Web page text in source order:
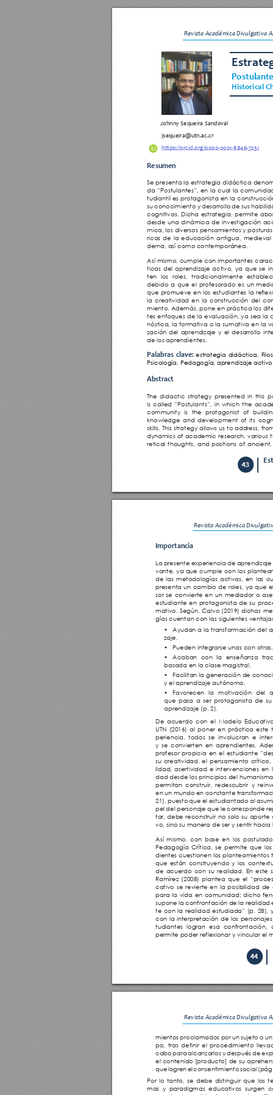
Revista Académica Divulgativa
43
Resumen
Se presenta la estrategia didáctica
da “Postulantes”, en la cual la
tudiantil es protagonista en la
su conocimiento y desarrollo de sus
cognitivas. Dicha estrategia, permite
desde una dinámica de investigación
mica, los diversos pensamientos y
ricas de la educación antigua, medieval
derna, así como contemporánea.
Así mismo, cumple con importantes
ticas del aprendizaje activo, ya que se
ten los roles, tradicionalmente
debido a que el profesorado es un
que promueve en los estudiantes la
la creatividad en la construcción del
miento. Además, pone en práctica los
tes enfoques de la evaluación, ya sea la
nóstica, la formativa o la sumativa en la
zación del aprendizaje y el desarrollo
de los aprendientes.
Palabras clave: estrategia didáctica,
Psicología, Pedagogía, aprendizaje
Abstract
The didactic strategy presented in this
is called “Postulants”, in which the
community is the protagonist of
knowledge and development of its
skills. This strategy allows us to address,
dynamics of academic research, various
retical thoughts, and positions of ancient,
Johnny Sequeira Sandoval
https://orcid.org/0000-0001-8846-7251
Historical
jsequeira@utn.ac.cr
Revista Académica
44
Importancia
La presente experiencia de aprendizaje
vante, ya que cumple con los
de las metodologías activas, en las
presenta un cambio de roles, ya que
sor se convierte en un mediador o
estudiante en protagonista de su
mativo. Según, Calvo (2019) dichas
gías cuentan con las siguientes
•
Ayudan a la transformación del
zaje.
•
Pueden integrarse unas con otras.
•
Acaban con la enseñanza
basada en la clase magistral.
•
Facilitan la generación de
y el aprendizaje autónomo.
•
Favorecen la motivación del
que pasa a ser protagonista de
aprendizaje (p. 2).
De acuerdo con el Modelo
UTN (2016) al poner en práctica este
periencia, todos se involucran e
y se convierten en aprendientes.
profesor propicia en el estudiante
su creatividad, el pensamiento crítico,
lidad, asertividad e intervenciones en
dad desde los principios del
permitan construir, redescubrir y
en un mundo en constante
21), puesto que el estudiantado al
pel del personaje que le corresponde
tar, debe reconstruir no solo su aporte
vo, sino su manera de ser y sentir
Así mismo, con base en los
Pedagogía Crítica, se permite que
dientes cuestionen los planteamientos
que están construyendo y los
de acuerdo con su realidad. En este
Ramírez (2008) plantea que el
cativo se revierte en la posibilidad
para la vida en comunidad; dicho
supone la confrontación de la realidad
te con la realidad estudiada” (p. 28),
con la interpretación de los
tudiantes logran esa confrontación,
permite poder reflexionar y vincular el
Revista Académica Divulgativa
mientos proclamados por un sujeto o un
po, tras definir el procedimiento
cabo para alcanzarlos y después de
el contenido [producto] de su
que logren el consentimiento social
Por lo tanto, se debe distinguir que los
mas y paradigmas educativos surgen